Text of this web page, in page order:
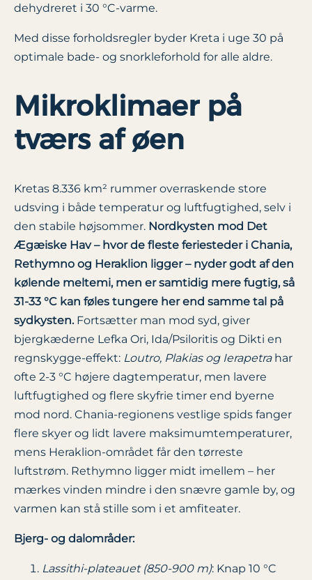
dehydreret i 30 °C-varme.
Med disse forholdsregler byder Kreta i uge 30 på
optimale bade- og snorkleforhold for alle aldre.
Mikroklimaer på
tværs af øen
Kretas 8.336 km² rummer overraskende store
udsving i både temperatur og luftfugtighed, selv i
den stabile højsommer. Nordkysten mod Det
Ægæiske Hav – hvor de fleste feriesteder i Chania,
Rethymno og Heraklion ligger – nyder godt af den
kølende meltemi, men er samtidig mere fugtig, så
31-33 °C kan føles tungere her end samme tal på
sydkysten.Fortsætter man mod syd, giver
bjergkæderne Lefka Ori, Ida/Psiloritis og Dikti en
regnskygge-effekt: Loutro, Plakias og Ierapetrahar
ofte 2-3 °C højere dagtemperatur, men lavere
luftfugtighed og flere skyfrie timer end byerne
mod nord. Chania-regionens vestlige spids fanger
flere skyer og lidt lavere maksimumtemperaturer,
mens Heraklion-området får den tørreste
luftstrøm. Rethymno ligger midt imellem – her
mærkes vinden mindre i den snævre gamle by, og
varmen kan stå stille som i et amfiteater.
Bjerg- og dalområder:
Lassithi-plateauet (850-900 m): Knap 10 °C